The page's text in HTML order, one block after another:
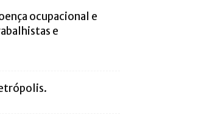
ocupacional e
e